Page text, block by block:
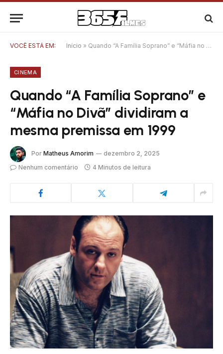
VOCÊ ESTÁ EM: Início » Quando “A Família Soprano” e “Máfia no Divã” dividiram a mesma premissa em 1999
CINEMA
Quando “A Família Soprano” e
“Máfia no Divã” dividiram a
mesma premissa em 1999
Por Matheus Amorim
dezembro 2, 2025
Nenhum comentário
4 Minutos de leitura